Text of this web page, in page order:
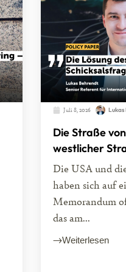
Juli 8, 2026 Lukas
Die Straße
westlicher
Die USA und
haben sich auf
Memorandum
das am...
Weiterlesen